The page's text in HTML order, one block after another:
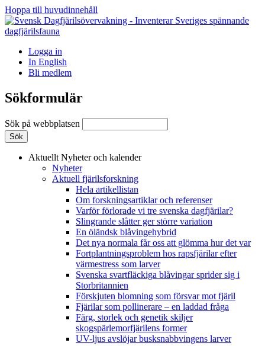
Hoppa till huvudinnehåll
Logga in
In English
Bli medlem
Sökformulär
Sök på webbplatsen
Aktuellt Nyheter och kalender
Nyheter
Aktuell fjärilsforskning
Hela artikellistan
Om forskningsartiklar och referenser
Varför förlorade vi tre svenska dagfjärilar?
Slingrande slåtter ger större variation
En öländsk blåvingehybrid
Det nya normala får oss att glömma hur det var
Fortplantningsproblem hos rapsfjärilar efter
värmestress som larver
Svenska svartfläckiga blåvingar sprider sig i
Storbritannien
Förskjuten blomning som försvar mot fjäril
Fjärilar som pollinerare – en laddad fråga
Färg, storlek och genetik skiljer
skogspärlemorfjärilens former
UV-ljus avslöjar busksnabbvingens larver